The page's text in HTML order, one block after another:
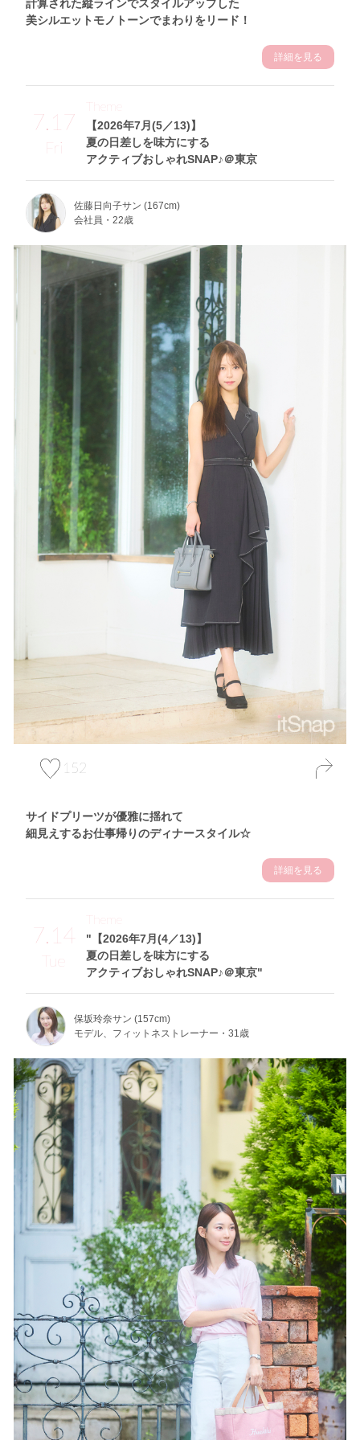
計算された縦ラインでスタイルアップした
美シルエットモノトーンでまわりをリード！
詳細を見る
7.17
Fri
【2026年7月(5／13)】
夏の日差しを味方にする
アクティブおしゃれSNAP♪＠東京
Theme
佐藤日向子サン (167cm)
会社員・22歳
152
サイドプリーツが優雅に揺れて
細見えするお仕事帰りのディナースタイル☆
詳細を見る
7.14
Tue
"【2026年7月(4／13)】
夏の日差しを味方にする
アクティブおしゃれSNAP♪＠東京"
Theme
保坂玲奈サン (157cm)
モデル、フィットネストレーナー・31歳